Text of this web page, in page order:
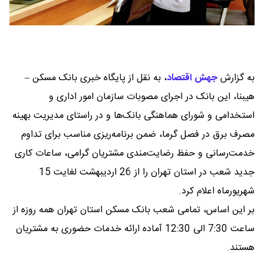
به گزارشجهش اقتصاد، به نقل از پایگاه خبری بانک مسکن –
هیبنا، این بانک در اجرای مصوبات سازمان امور اداری و
استخدامی و شورای هماهنگی بانک‌ها و در راستای مدیریت بهینه
مصرف برق در فصل گرما، ضمن برنامه‌ریزی مناسب برای تداوم
خدمت‌رسانی و حفظ رضایت‌مندی مشتریان گرامی، ساعات کاری
جدید شعب در استان تهران را از 26 اردیبهشت لغایت 15
شهریورماه اعلام کرد.
بر این اساس، تمامی شعب بانک مسکن استان تهران همه روزه از
ساعت 7:30 الی 12:30 آماده ارائه خدمات حضوری به مشتریان
هستند.